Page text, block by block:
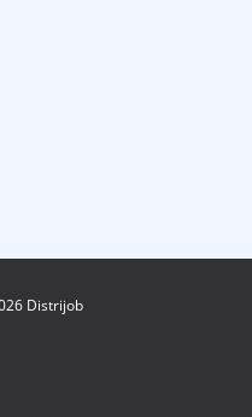
Distrijob